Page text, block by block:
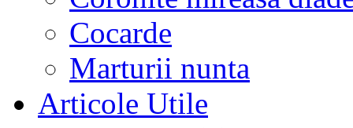
Cocarde
Marturii nunta
Articole Utile